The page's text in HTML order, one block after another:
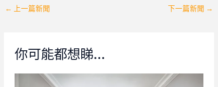
Post
← 上一篇新聞 下一篇新聞 →
你可能都想睇…